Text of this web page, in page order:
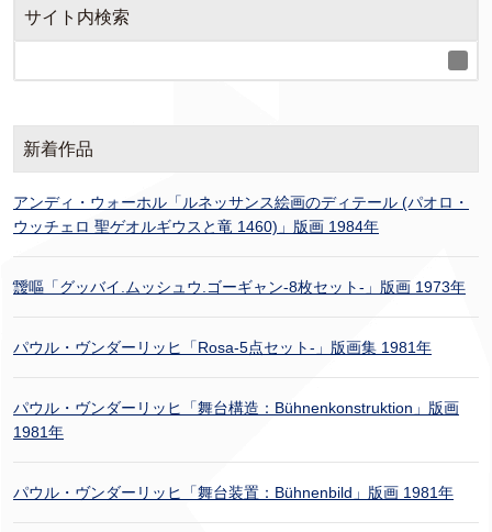
サイト内検索
新着作品
アンディ・ウォーホル「ルネッサンス絵画のディテール (パオロ・
ウッチェロ 聖ゲオルギウスと竜 1460)」版画 1984年
靉嘔「グッバイ.ムッシュウ.ゴーギャン-8枚セット-」版画 1973年
パウル・ヴンダーリッヒ「Rosa-5点セット-」版画集 1981年
パウル・ヴンダーリッヒ「舞台構造：Bühnenkonstruktion」版画
1981年
パウル・ヴンダーリッヒ「舞台装置：Bühnenbild」版画 1981年